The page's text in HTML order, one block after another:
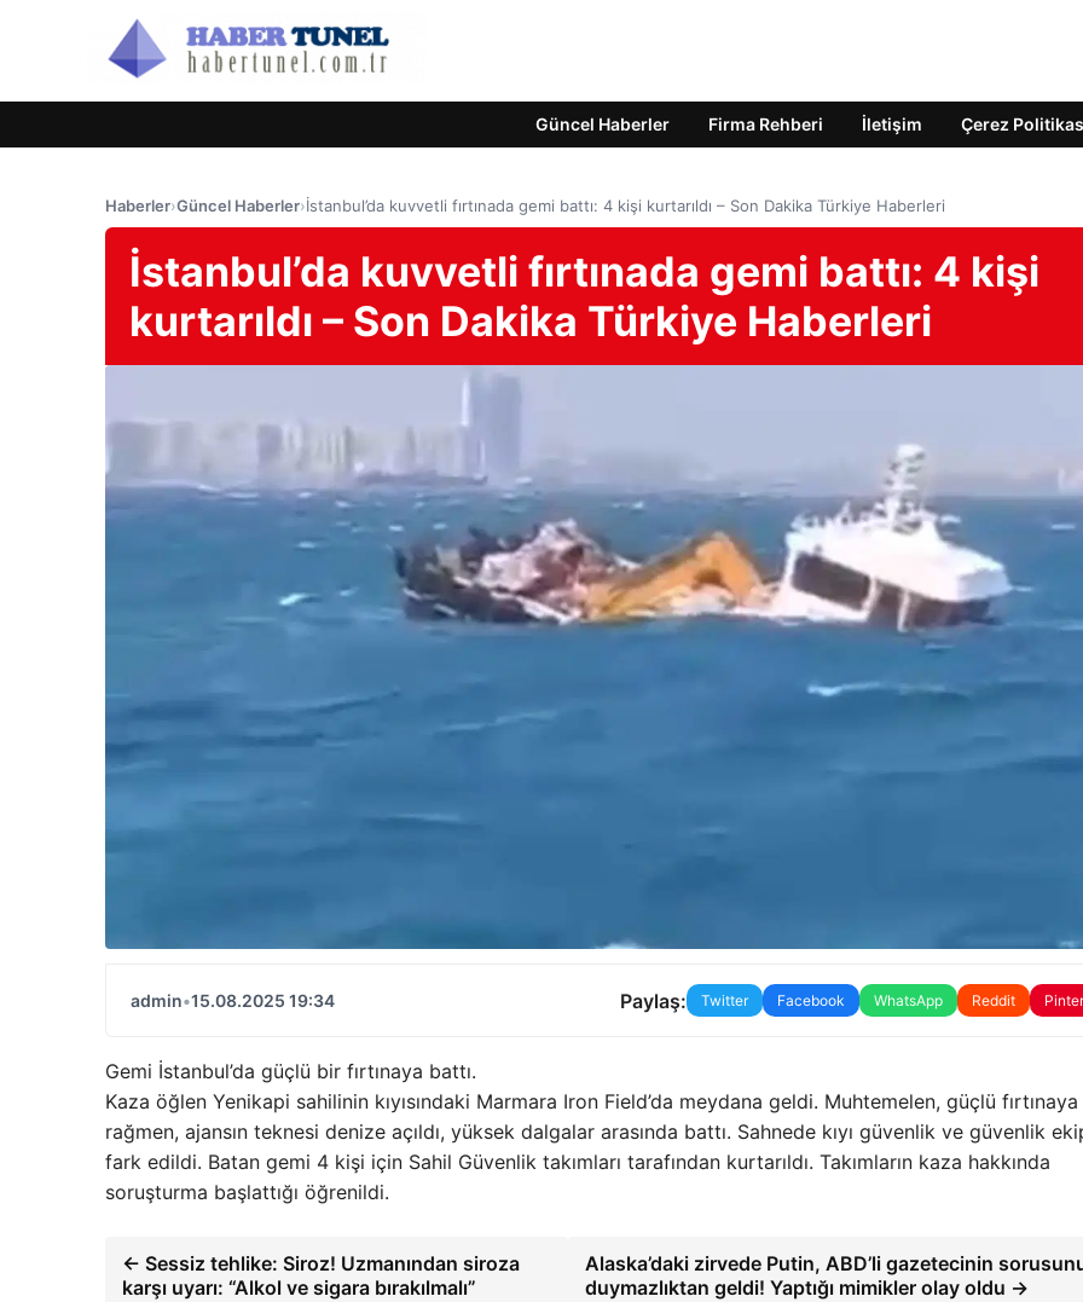
Güncel Haberler Firma Rehberi İletişim Çerez
Haberler›Güncel Haberler›İstanbul’da kuvvetli fırtınada gemi battı: 4 kişi kurtarıldı – Son Dakika Türkiye Haberleri
İstanbul’da kuvvetli fırtınada gemi battı: 4 kişi
kurtarıldı – Son Dakika Türkiye Haberleri
admin•15.08.2025 19:34 Paylaş: Twitter Facebook WhatsApp Reddit
Gemi İstanbul’da güçlü bir fırtınaya battı.
Kaza öğlen Yenikapi sahilinin kıyısındaki Marmara Iron Field’da meydana geldi. Muhtemelen, güçlü fırtınaya
rağmen, ajansın teknesi denize açıldı, yüksek dalgalar arasında battı. Sahnede kıyı güvenlik ve güvenlik
fark edildi. Batan gemi 4 kişi için Sahil Güvenlik takımları tarafından kurtarıldı. Takımların kaza hakkında
soruşturma başlattığı öğrenildi.
← Sessiz tehlike: Siroz! Uzmanından siroza
karşı uyarı: “Alkol ve sigara bırakılmalı”
Alaska’daki zirvede Putin, ABD’li gazetecinin
duymazlıktan geldi! Yaptığı mimikler olay oldu →